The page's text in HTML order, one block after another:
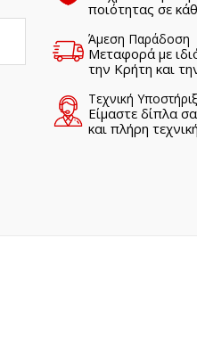
ποιότητας σε
Άμεση Παράδοση
Μεταφορά με
την Κρήτη και
Τεχνική
Είμαστε δίπλα
και πλήρη